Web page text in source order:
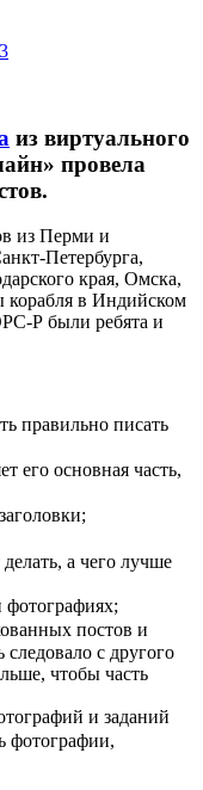
из виртуального
провела
из Перми и
Петербурга,
края, Омска,
корабля в Индийском
Р были ребята и
правильно писать
его основная часть,
а чего лучше
постов и
с другого
чтобы часть
и заданий
фотографии,